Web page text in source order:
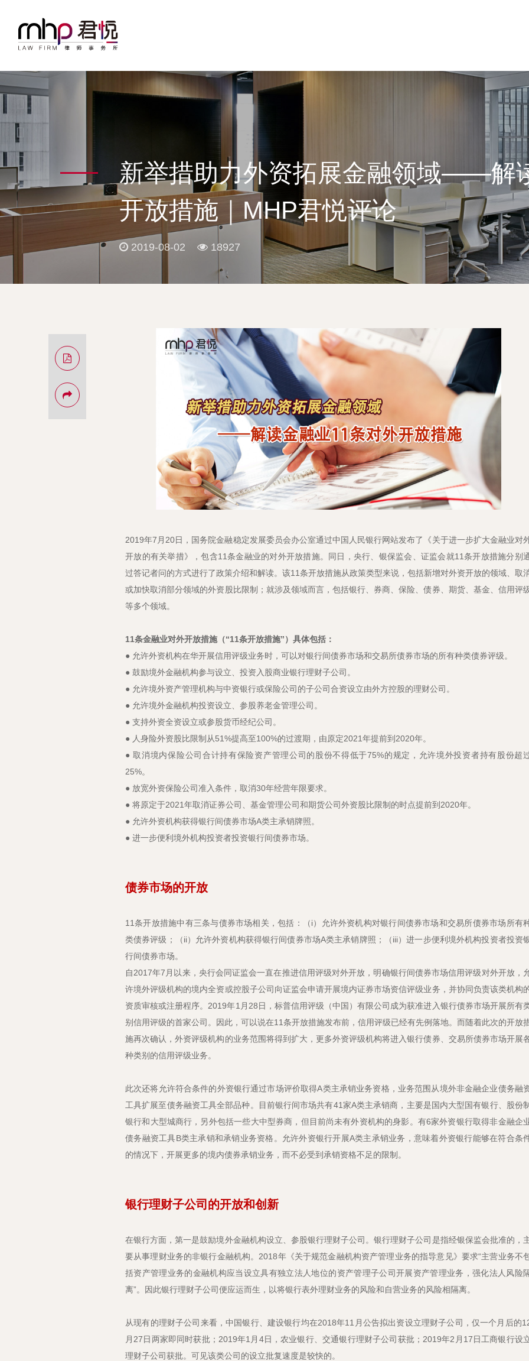
新举措助力外资拓展金融领域——解
开放措施｜MHP君悦评论
2019-08-02 18927
2019年7月20日，国务院金融稳定发展委员会办公室通过中国人民银行网站发布了《关于进一步扩大金融业对
开放的有关举措》，包含11条金融业的对外开放措施。同日，央行、银保监会、证监会就11条开放措施分别
过答记者问的方式进行了政策介绍和解读。该11条开放措施从政策类型来说，包括新增对外资开放的领域、取
或加快取消部分领域的外资股比限制；就涉及领域而言，包括银行、券商、保险、债券、期货、基金、信用评
等多个领域。
11条金融业对外开放措施（“11条开放措施”）具体包括：
● 允许外资机构在华开展信用评级业务时，可以对银行间债券市场和交易所债券市场的所有种类债券评级。
● 鼓励境外金融机构参与设立、投资入股商业银行理财子公司。
● 允许境外资产管理机构与中资银行或保险公司的子公司合资设立由外方控股的理财公司。
● 允许境外金融机构投资设立、参股养老金管理公司。
● 支持外资全资设立或参股货币经纪公司。
● 人身险外资股比限制从51%提高至100%的过渡期，由原定2021年提前到2020年。
● 取消境内保险公司合计持有保险资产管理公司的股份不得低于75%的规定，允许境外投资者持有股份超
25%。
● 放宽外资保险公司准入条件，取消30年经营年限要求。
● 将原定于2021年取消证券公司、基金管理公司和期货公司外资股比限制的时点提前到2020年。
● 允许外资机构获得银行间债券市场A类主承销牌照。
● 进一步便利境外机构投资者投资银行间债券市场。
债券市场的开放
11条开放措施中有三条与债券市场相关，包括：（i）允许外资机构对银行间债券市场和交易所债券市场所有
类债券评级；（ii）允许外资机构获得银行间债券市场A类主承销牌照；（iii）进一步便利境外机构投资者投资
行间债券市场。
自2017年7月以来，央行会同证监会一直在推进信用评级对外开放，明确银行间债券市场信用评级对外开放，
许境外评级机构的境内全资或控股子公司向证监会申请开展境内证券市场资信评级业务，并协同负责该类机构
资质审核或注册程序。2019年1月28日，标普信用评级（中国）有限公司成为获准进入银行债券市场开展所有
别信用评级的首家公司。因此，可以说在11条开放措施发布前，信用评级已经有先例落地。而随着此次的开放
施再次确认，外资评级机构的业务范围将得到扩大，更多外资评级机构将进入银行债券、交易所债券市场开展
种类别的信用评级业务。
此次还将允许符合条件的外资银行通过市场评价取得A类主承销业务资格，业务范围从境外非金融企业债务融
工具扩展至债务融资工具全部品种。目前银行间市场共有41家A类主承销商，主要是国内大型国有银行、股份制
银行和大型城商行，另外包括一些大中型券商，但目前尚未有外资机构的身影。有6家外资银行取得非金融企
债务融资工具B类主承销和承销业务资格。允许外资银行开展A类主承销业务，意味着外资银行能够在符合条
的情况下，开展更多的境内债券承销业务，而不必受到承销资格不足的限制。
银行理财子公司的开放和创新
在银行方面，第一是鼓励境外金融机构设立、参股银行理财子公司。银行理财子公司是指经银保监会批准的，
要从事理财业务的非银行金融机构。2018年《关于规范金融机构资产管理业务的指导意见》要求“主营业务不
括资产管理业务的金融机构应当设立具有独立法人地位的资产管理子公司开展资产管理业务，强化法人风险
离”。因此银行理财子公司便应运而生，以将银行表外理财业务的风险和自营业务的风险相隔离。
从现有的理财子公司来看，中国银行、建设银行均在2018年11月公告拟出资设立理财子公司，仅一个月后的
月27日两家即同时获批；2019年1月4日，农业银行、交通银行理财子公司获批；2019年2月17日工商银行设
理财子公司获批。可见该类公司的设立批复速度是较快的。